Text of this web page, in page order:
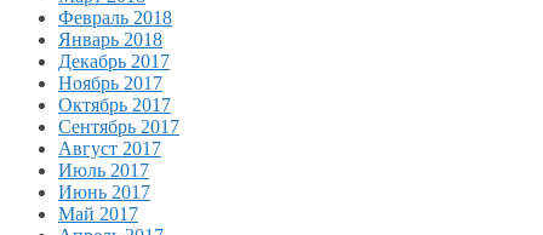
Февраль 2018
Январь 2018
Декабрь 2017
Ноябрь 2017
Октябрь 2017
Сентябрь 2017
Август 2017
Июль 2017
Июнь 2017
Май 2017